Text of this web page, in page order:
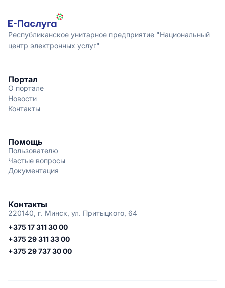
Республиканское унитарное предприятие "Национальный
центр электронных услуг"
Портал
О портале
Новости
Контакты
Помощь
Пользователю
Частые вопросы
Документация
Контакты
220140, г. Минск, ул. Притыцкого, 64
+375 17 311 30 00
+375 29 311 33 00
+375 29 737 30 00